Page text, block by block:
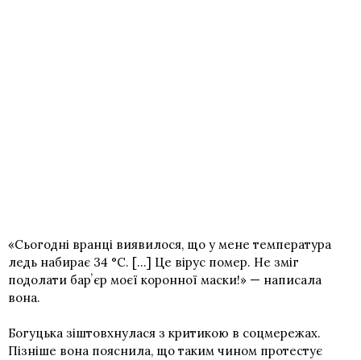
«Сьогодні вранці виявилося, що у мене температура
ледь набирає 34 °С. [...] Це вірус помер. Не зміг
подолати барʼєр моєї коронної маски!» — написала
вона.
Богуцька зіштовхнулася з критикою в соцмережах.
Пізніше вона пояснила, що таким чином протестує